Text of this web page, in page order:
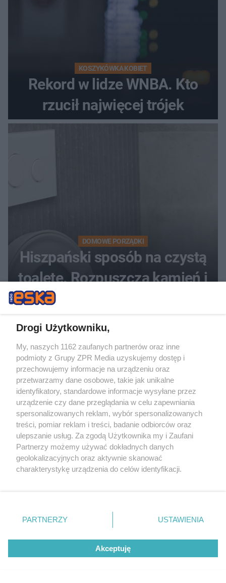
KOSZYKÓWKA KOBIET
Rekord w lidze WNBA. Kto
rzucił najwięcej trójek
DOMOWE PORZĄDKI
Hiszpański sposób na czystą
toaletę. Rozpuszcza kamień i
RZADKIE IMIONA
To imię brzmi jak nazwa
europejskiego kraju. W
kobiety
Drogi Użytkowniku,
My, naszych 1162 zaufanych partnerów oraz inne
podmioty z Grupy ZPR Media uzyskujemy dostęp i
przechowujemy informacje na urządzeniu oraz
przetwarzamy dane osobowe, takie jak unikalne
identyfikatory, standardowe informacje wysyłane przez
urządzenie czy dane przeglądania w celu zapewniania
spersonalizowanych reklam, wybór spersonalizowanych
treści, pomiar reklam i treści, badanie odbiorców oraz
ulepszanie usług. Za zgodą Użytkownika my i Zaufani
Partnerzy możemy używać dokładnych danych
geolokalizacyjnych oraz aktywnie skanować
charakterystykę urządzenia do celów identyfikacji.
zmienić/wycofać klikając przycisk ustawień prywatności
znajdujący się w lewym dolnym rogu strony
rodzaje przetwarzania danych nie wymagają zgody
użytkownika, ale masz prawo sprzeciwić się takiemu
przetwarzaniu. Preferencje będą miały zastosowanie tylko
PARTNERZY USTAWIENIA
Akceptuję